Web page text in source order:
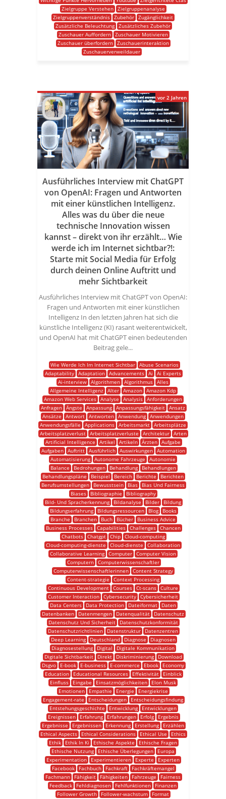
Zielgruppe Verstehen
Zielgruppenanalyse
Zielgruppenverständnis Zubehör Zugänglichkeit
Zusätzliche Beleuchtung Zusätzliches Zubehör
Zuschauer Auffordern
Zuschauer Motivieren
Zuschauer überfordern
Zuschauerinteraktion
Zuschauerverweildauer
Ausführliches Interview mit ChatGPT
von OpenAI: Fragen und Antworten
mit einer künstlichen Intelligenz.
Alles was du über die neue
technische Innovation wissen
kannst – direkt von ihr erzählt… Wie
werde ich im Internet sichtbar?!:
Starte mit Social Media für Erfolg
durch deinen Online Auftritt und
mehr Sichtbarkeit
Ausführliches Interview mit ChatGPT von OpenAI:
Fragen und Antworten mit einer künstlichen
Intelligenz In den letzten Jahren hat sich die
künstliche Intelligenz (KI) rasant weiterentwickelt,
und OpenAI hat mit ChatGPT einen bedeutenden
Beitrag gele...
Wie Werde Ich Im Internet Sichtbar
Abuse Scenarios
Adaptability Adaptation Advancements Ai
Ai Experts
Ai-interview
Algorithmen Algorithmus
Alles
Allgemeine Intelligenz Alter Amazon Amazon Kdp
Amazon Web Services Analyse Analysis Anforderungen
Anfragen Ängste Anpassung Anpassungsfähigkeit Ansatz
Ansätze
Antwort Antworten Anwendung Anwendungen
Anwendungsfälle
Applications Arbeitsmarkt Arbeitsplätze
Arbeitsplatzverlust
Arbeitsplatzverluste Architektur
Arten
Artificial Intelligence
Artikel Artikeln Ärzten Aufgabe
Aufgaben
Auftritt Ausführlich Auswirkungen
Automation
Automatisierung Autonome Fahrzeuge
Autonomie
Balance
Bedrohungen Behandlung
Behandlungen
Behandlungspläne
Beispiel Bereich Berichte
Berichten
Berufsumstellungen
Bewusstsein Bias
Bias Und Fairness
Biases
Bibliographie
Bibliography
Bild- Und Spracherkennung
Bildanalyse Bilder
Bildung
Bildungserfahrung
Bildungsressourcen Blog
Books
Branche
Branchen Buch Bücher
Business Advice
Business Processes
Capabilities Challenges
Chancen
Chatbots
Chatgpt Chip
Cloud-computing
Cloud-computing-dienste
Cloud-dienste
Collaboration
Collaborative Learning Computer Computer Vision
Computern
Computerwissenschaftler
Computerwissenschaftlerinnen
Content Strategy
Content-strategie
Context Processing
Continuous Development Courses Ct-scans Culture
Customer Interaction Cybersecurity Cybersicherheit
Data Centers
Data Protection Dateiformat
Daten
Datenbanken
Datenmengen Datenqualität
Datenschutz
Datenschutz Und Sicherheit
Datenschutzkonformität
Datenschutzrichtlinien
Datenstruktur
Datenzentren
Deep Learning
Deutschland Diagnose
Diagnosen
Diagnosestellung
Digital
Digitale Kommunikation
Digitale Sichtbarkeit
Direkt Diskriminierung
Download
Dsgvo
E-book E-business E-commerce Ebook
Economy
Education
Educational Resources Effektivität
Einblick
Einfluss
Eingabe Einsatzmöglichkeiten
Elon Musk
Emotionen
Empathie Energie
Energiekrise
Engagement-rate
Entscheidungen
Entscheidungsfindung
Entstehungsgeschichte
Entwicklung
Entwicklungen
Ereignissen
Erfahrung Erfahrungen Erfolg
Ergebnis
Ergebnisse
Ergebnissen Erkennung Erstellung
Erzählen
Ethical Aspects
Ethical Considerations Ethical Use
Ethics
Ethik
Ethik In Ki Ethische Aspekte
Ethische Fragen
Ethische Nutzung
Ethische Überlegungen
Europa
Experimentation
Experimentieren Experte
Experten
Facebook
Fachbuch Fachkraft
Fachkräftemangel
Fachmann
Fähigkeit Fähigkeiten Fahrzeuge
Fairness
Feedback
Fehldiagnosen Fehlfunktionen
Finanzen
Follower Growth
Follower-wachstum Format
vor 2 Jahren